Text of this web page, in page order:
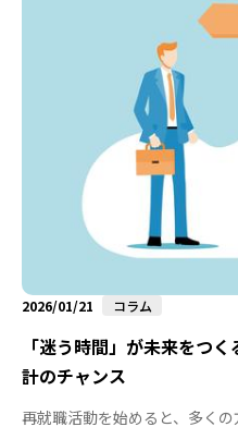
2026/01/21 コラム
「迷う時間」が未来をつ
計のチャンス
再就職活動を始めると、多く